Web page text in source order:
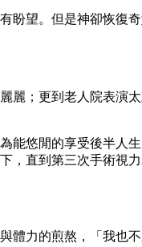
盼望。但是神卻恢復
麗；更到老人院表
能悠閒的享受後半
，直到第三次手術視
體力的煎熬，「我也